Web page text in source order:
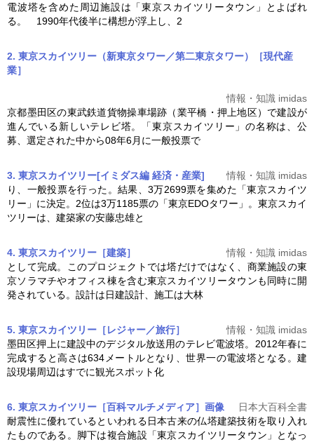
電波塔を含めた周辺施設は「東京スカイツリー タウン」とよばれ
る。 1990年代後半に構想が浮上し、2
2. 東京スカイツリー（新東京タワー／第二東京タワー）［現代産
業］
情報・知識 imidas
京都墨田区の東武鉄道貨物操車場跡（業平橋・押上地区）で建設が
進んでいる新しいテレビ塔。「東京スカイツリー 」の名称は、公
募、選定された中から08年6月に一般投票で
3. 東京スカイツリー[イミダス編 経済・産業]
情報・知識 imidas
り、一般投票を行った。結果、3万2699票を集めた「東京スカイツ
リー 」に決定。2位は3万1185票の「東京EDOタワー」。 東京スカイ
ツリーは、建築家の安藤忠雄と
4. 東京スカイツリー［建築］
情報・知識 imidas
として完成。このプロジェクトでは塔だけではなく、商業施設の東
京ソラマチやオフィス棟を含む東京スカイツリータウンも同時に開
発されている。設計は日建設計、施工は大林
5. 東京スカイツリー［レジャー／旅行］
情報・知識 imidas
墨田区押上に建設中のデジタル放送用のテレビ電波塔。2012年春に
完成すると高さは634メートルとなり、世界一の電波塔となる。建
設現場周辺はすでに観光スポット化
6. 東京スカイツリー［百科マルチメディア］ 画像
日本大百科全書
耐震性に優れているといわれる日本古来の仏塔建築技術を取り入れ
たものである。脚下は複合施設「東京スカイツリータウン」となっ